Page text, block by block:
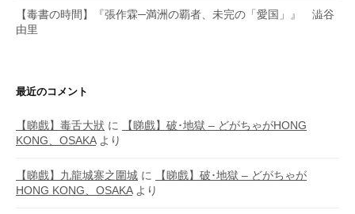
【毒書の時間】『張作霖─満洲の覇者、未完の「愛国」』 澁谷
由里
最近のコメント
【睇戲】毒舌大狀 に
【睇戲】破･地獄 – どがちゃがHONG
KONG、OSAKAより
【睇戲】九龍城寨之圍城 に
【睇戲】破･地獄 – どがちゃが
HONG KONG、OSAKAより